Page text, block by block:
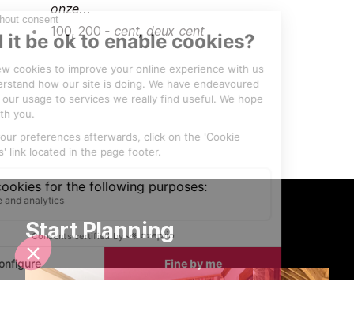
onze...
100, 200 - cent, deux cent
Start Planning